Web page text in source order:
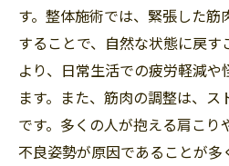
す。整体施術では、緊張した筋
することで、自然な状態に戻す
より、日常生活での疲労軽減や
ます。また、筋肉の調整は、
です。多くの人が抱える肩こり
不良姿勢が原因であることが